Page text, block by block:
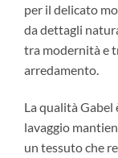
per il delicato
da dettagli
tra modernità e
arredamento.
La qualità
lavaggio
un tessuto che